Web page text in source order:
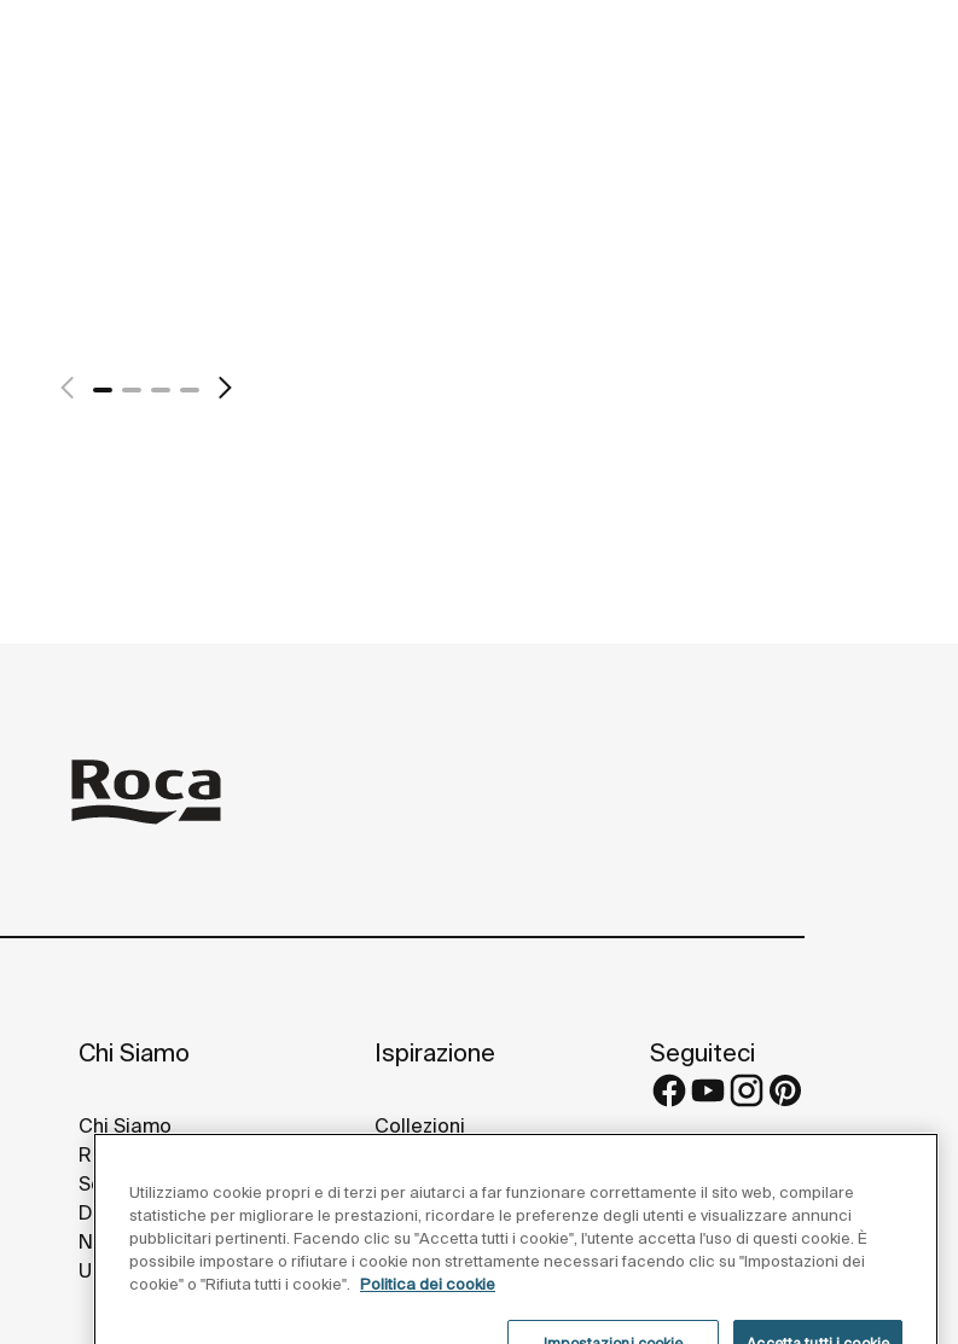
Chi Siamo
Chi Siamo
Roca Nel Mondo
Sostenibilità
Design E Innovazione
Notizie
Unisciti a Noi
Ispirazione
Collezioni
Progetti di riferimento
Roca Galleries
Seguiteci
Utilizziamo cookie propri e di terzi per aiutarci a far funzionare correttamente il sito web, compilare
statistiche per migliorare le prestazioni, ricordare le preferenze degli utenti e visualizzare annunci
pubblicitari pertinenti. Facendo clic su "Accetta tutti i cookie", l'utente accetta l'uso di questi cookie. È
possibile impostare o rifiutare i cookie non strettamente necessari facendo clic su "Impostazioni dei
cookie" o "Rifiuta tutti i cookie".
Politica dei cookie